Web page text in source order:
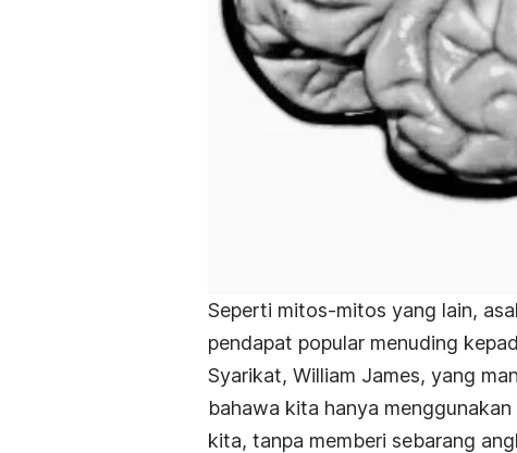
Seperti mitos-mitos yang lain,
pendapat popular menuding
Syarikat, William James, yang
bahawa kita hanya
kita, tanpa memberi sebarang